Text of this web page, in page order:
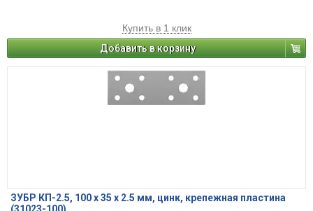
Купить в 1 клик
Добавить в корзину
ЗУБР КП-2.5, 100 x 35 x 2.5 мм, цинк, крепежная пластина